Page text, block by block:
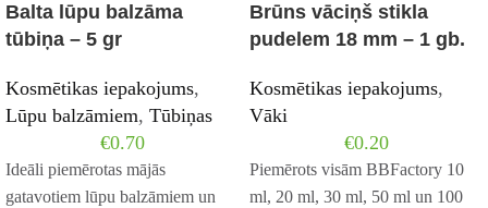
Balta lūpu balzāma
tūbiņa – 5 gr
Kosmētikas iepakojums,
Lūpu balzāmiem, Tūbiņas
€0.70
Ideāli piemērotas mājās
gatavotiem lūpu balzāmiem un
Brūns vāciņš stikla
pudelem 18 mm – 1 gb.
Kosmētikas iepakojums,
Vāki
€0.20
Piemērots visām BBFactory 10
ml, 20 ml, 30 ml, 50 ml un 100